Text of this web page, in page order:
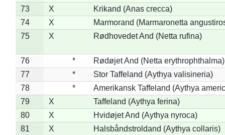
73
X
Krikand (Anas crecca)
74
X
Marmorand (Marmaronetta
75
X Rødhovedet And (Netta rufina)
76 *
Rødøjet And (Netta erythrophthalma)
77
*
Stor Taffeland (Aythya valisineria)
78
*
Amerikansk Taffeland (Aythya
79
X
Taffeland (Aythya ferina)
80
X
Hvidøjet And (Aythya nyroca)
81
X Halsbåndstroldand (Aythya collaris)